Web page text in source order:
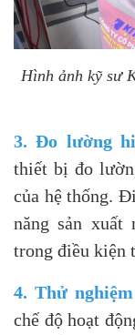
Hình ảnh kỹ sư
3. Đo lường
thiết bị đo
của hệ thống.
năng sản
trong điều kiện
4. Thử
chế độ hoạt